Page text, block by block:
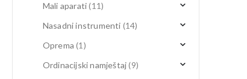
Mali aparati (11)
Nasadni instrumenti (14)
Oprema (1)
Ordinacijski namještaj (9)